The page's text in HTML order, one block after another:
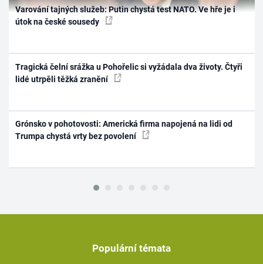
Varování tajných služeb: Putin chystá test NATO. Ve hře je i
útok na české sousedy
Tragická čelní srážka u Pohořelic si vyžádala dva životy. Čtyři
lidé utrpěli těžká zranění
Grónsko v pohotovosti: Americká firma napojená na lidi od
Trumpa chystá vrty bez povolení
Populární témata